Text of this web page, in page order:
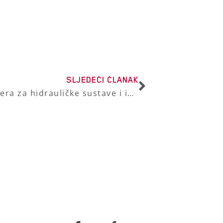
SLJEDEĆI ČLANAK
Kako odabrati pouzdanog partnera za hidrauličke sustave i industrijsku opremu